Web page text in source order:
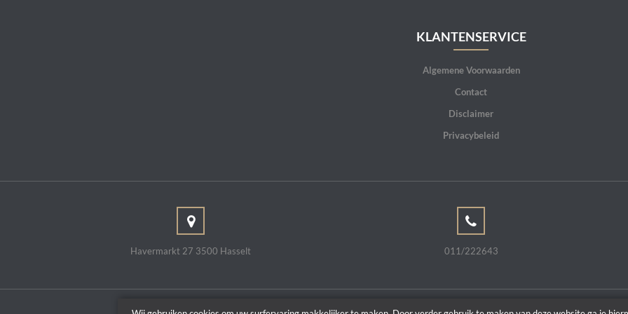
KLANTENSERVICE
Algemene Voorwaarden
Contact
Disclaimer
Privacybeleid
Havermarkt 27 3500 Hasselt 011/222643